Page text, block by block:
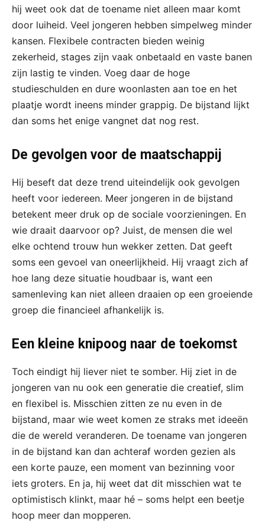
hij weet ook dat de toename niet alleen maar komt
door luiheid. Veel jongeren hebben simpelweg minder
kansen. Flexibele contracten bieden weinig
zekerheid, stages zijn vaak onbetaald en vaste banen
zijn lastig te vinden. Voeg daar de hoge
studieschulden en dure woonlasten aan toe en het
plaatje wordt ineens minder grappig. De bijstand lijkt
dan soms het enige vangnet dat nog rest.
De gevolgen voor de maatschappij
Hij beseft dat deze trend uiteindelijk ook gevolgen
heeft voor iedereen. Meer jongeren in de bijstand
betekent meer druk op de sociale voorzieningen. En
wie draait daarvoor op? Juist, de mensen die wel
elke ochtend trouw hun wekker zetten. Dat geeft
soms een gevoel van oneerlijkheid. Hij vraagt zich af
hoe lang deze situatie houdbaar is, want een
samenleving kan niet alleen draaien op een groeiende
groep die financieel afhankelijk is.
Een kleine knipoog naar de toekomst
Toch eindigt hij liever niet te somber. Hij ziet in de
jongeren van nu ook een generatie die creatief, slim
en flexibel is. Misschien zitten ze nu even in de
bijstand, maar wie weet komen ze straks met ideeën
die de wereld veranderen. De toename van jongeren
in de bijstand kan dan achteraf worden gezien als
een korte pauze, een moment van bezinning voor
iets groters. En ja, hij weet dat dit misschien wat te
optimistisch klinkt, maar hé – soms helpt een beetje
hoop meer dan mopperen.